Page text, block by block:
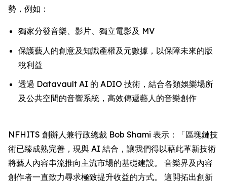
勢，例如：
獨家分發音樂、影片、獨立電影及 MV
保護藝人的創意及知識產權及元數據，以保障未來的版
稅利益
透過 Datavault AI 的 ADIO 技術，結合各類娛樂場所
及公共空間的音響系統，高效傳遞藝人的音樂創作
NFHITS 創辦人兼行政總裁 Bob Shami 表示：「區塊鏈技
術已臻成熟完善，現與 AI 結合，讓我們得以藉此革新技術
將藝人內容串流推向主流市場的基礎建設。 音樂界及內容
創作者一直致力尋求極致提升收益的方式。 這開拓出創新